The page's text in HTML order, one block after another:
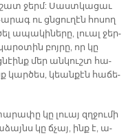
շատ ջերմ: Սաստ­կա­ցաւ
ու ցնցու­ղէն հո­սող
ա­պա­կի­նե­րը, լուալ ջեր­
բոյ­րը, որ կը
մեր ան­կուշտ հա­
կար­ծես, կեան­քէն հա­ճե­
կը լուայ զղջու­մի
կը ճչայ, ինք է, ա­